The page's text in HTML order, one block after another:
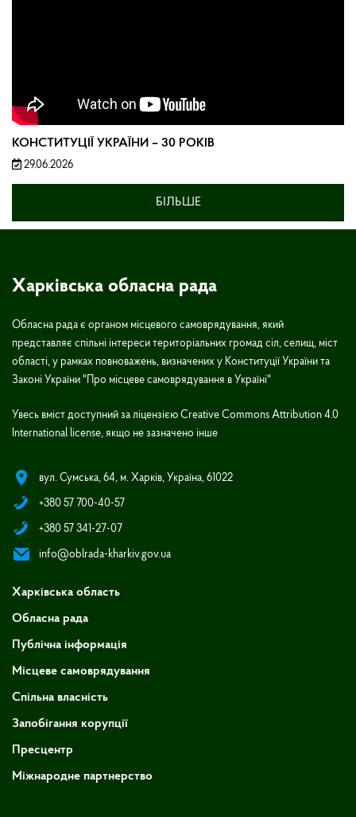
КОНСТИТУЦІЇ УКРАЇНИ – 30 РОКІВ
29.06.2026
БІЛЬШЕ
Харківська обласна рада
Обласна рада є органом місцевого самоврядування, який
представляє спільні інтереси територіальних громад сіл, селищ, міст
області, у рамках повноважень, визначених у Конституції України та
Законі України "Про місцеве самоврядування в Україні"
Увесь вміст доступний за ліцензією Creative Commons Attribution 4.0
International license, якщо не зазначено інше
вул. Сумська, 64, м. Харків, Україна, 61022
+380 57 700-40-57
+380 57 341-27-07
info@oblrada-kharkiv.gov.ua
Харківська область
Обласна рада
Публічна інформація
Місцеве самоврядування
Спільна власність
Запобігання корупції
Пресцентр
Міжнародне партнерство